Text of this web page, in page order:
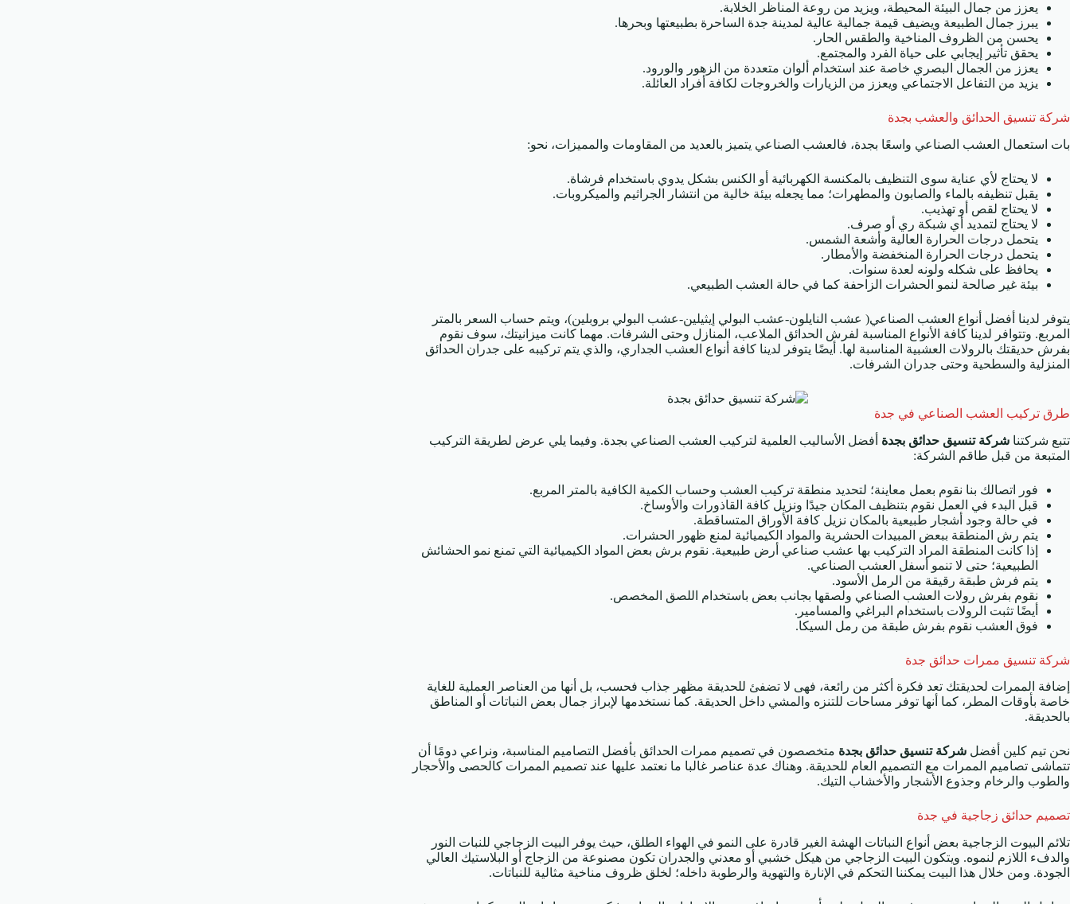
يعزز من جمال البيئة المحيطة، ويزيد من روعة المناظر الخلابة.
يبرز جمال الطبيعة ويضيف قيمة جمالية عالية لمدينة جدة الساحرة بطبيعتها وبحرها.
يحسن من الظروف المناخية والطقس الحار.
يحقق تأثير إيجابي على حياة الفرد والمجتمع.
يعزز من الجمال البصري خاصة عند استخدام ألوان متعددة من الزهور والورود.
يزيد من التفاعل الاجتماعي ويعزز من الزيارات والخروجات لكافة أفراد العائلة.
شركة تنسيق الحدائق والعشب بجدة
بات استعمال العشب الصناعي واسعًا بجدة، فالعشب الصناعي يتميز بالعديد من المقاومات والمميزات، نحو:
لا يحتاج لأي عناية سوى التنظيف بالمكنسة الكهربائية أو الكنس بشكل يدوي باستخدام فرشاة.
يقبل تنظيفه بالماء والصابون والمطهرات؛ مما يجعله بيئة خالية من انتشار الجراثيم والميكروبات.
لا يحتاج لقص أو تهذيب.
لا يحتاج لتمديد أي شبكة ري أو صرف.
يتحمل درجات الحرارة العالية وأشعة الشمس.
يتحمل درجات الحرارة المنخفضة والأمطار.
يحافظ على شكله ولونه لعدة سنوات.
بيئة غير صالحة لنمو الحشرات الزاحفة كما في حالة العشب الطبيعي.
يتوفر لدينا أفضل أنواع العشب الصناعي( عشب النايلون-عشب البولي إيثيلين-عشب البولي بروبلين)، ويتم حساب السعر بالمتر
المربع. وتتوافر لدينا كافة الأنواع المناسبة لفرش الحدائق الملاعب، المنازل وحتى الشرفات. مهما كانت ميزانيتك، سوف نقوم
بفرش حديقتك بالرولات العشبية المناسبة لها. أيضًا يتوفر لدينا كافة أنواع العشب الجداري، والذي يتم تركيبه على جدران الحدائق
المنزلية والسطحية وحتى جدران الشرفات.
طرق تركيب العشب الصناعي في جدة
تتبع شركتنا شركة تنسيق حدائق بجدة أفضل الأساليب العلمية لتركيب العشب الصناعي بجدة. وفيما يلي عرض لطريقة التركيب
المتبعة من قبل طاقم الشركة:
فور اتصالك بنا نقوم بعمل معاينة؛ لتحديد منطقة تركيب العشب وحساب الكمية الكافية بالمتر المربع.
قبل البدء في العمل نقوم بتنظيف المكان جيدًا ونزيل كافة القاذورات والأوساخ.
في حالة وجود أشجار طبيعية بالمكان نزيل كافة الأوراق المتساقطة.
يتم رش المنطقة ببعض المبيدات الحشرية والمواد الكيميائية لمنع ظهور الحشرات.
إذا كانت المنطقة المراد التركيب بها عشب صناعي أرض طبيعية. نقوم برش بعض المواد الكيميائية التي تمنع نمو الحشائش
الطبيعية؛ حتى لا تنمو أسفل العشب الصناعي.
يتم فرش طبقة رقيقة من الرمل الأسود.
نقوم بفرش رولات العشب الصناعي ولصقها بجانب بعض باستخدام اللصق المخصص.
أيضًا تثبت الرولات باستخدام البراغي والمسامير.
فوق العشب نقوم بفرش طبقة من رمل السيكا.
شركة تنسيق ممرات حدائق جدة
إضافة الممرات لحديقتك تعد فكرة أكثر من رائعة، فهى لا تضفئ للحديقة مظهر جذاب فحسب، بل أنها من العناصر العملية للغاية
خاصة بأوقات المطر، كما أنها توفر مساحات للتنزه والمشي داخل الحديقة. كما نستخدمها لإبراز جمال بعض النباتات أو المناطق
بالحديقة.
نحن تيم كلين أفضل شركة تنسيق حدائق بجدة متخصصون في تصميم ممرات الحدائق بأفضل التصاميم المناسبة، ونراعي دومًا أن
تتماشى تصاميم الممرات مع التصميم العام للحديقة. وهناك عدة عناصر غالبا ما نعتمد عليها عند تصميم الممرات كالحصى والأحجار
والطوب والرخام وجذوع الأشجار والأخشاب التيك.
تصميم حدائق زجاجية في جدة
تلائم البيوت الزجاجية بعض أنواع النباتات الهشة الغير قادرة على النمو في الهواء الطلق، حيث يوفر البيت الزجاجي للنبات النور
والدفء اللازم لنموه. ويتكون البيت الزجاجي من هيكل خشبي أو معدني والجدران تكون مصنوعة من الزجاج أو البلاستيك العالي
الجودة. ومن خلال هذا البيت يمكننا التحكم في الإنارة والتهوية والرطوبة داخله؛ لخلق ظروف مناخية مثالية للنباتات.